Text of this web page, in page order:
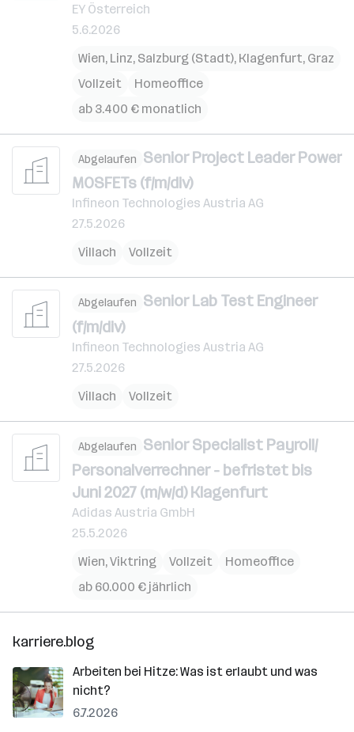
EY Österreich
5.6.2026
Wien, Linz, Salzburg (Stadt), Klagenfurt, Graz
Vollzeit
Homeoffice
ab 3.400 € monatlich
Abgelaufen Senior Project Leader Power
MOSFETs (f/m/div)
Infineon Technologies Austria AG
27.5.2026
Villach
Vollzeit
Abgelaufen Senior Lab Test Engineer
(f/m/div)
Infineon Technologies Austria AG
27.5.2026
Villach
Vollzeit
Abgelaufen Senior Specialist Payroll/
Personalverrechner - befristet bis
Juni 2027 (m/w/d) Klagenfurt
Adidas Austria GmbH
25.5.2026
Wien,Viktring Vollzeit
Homeoffice
ab 60.000 € jährlich
karriere.blog
Arbeiten bei Hitze: Was ist erlaubt und was
nicht?
6.7.2026